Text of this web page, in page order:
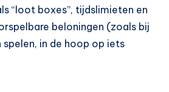
“loot boxes”, tijdslimieten en
beloningen (zoals bij
in de hoop op iets